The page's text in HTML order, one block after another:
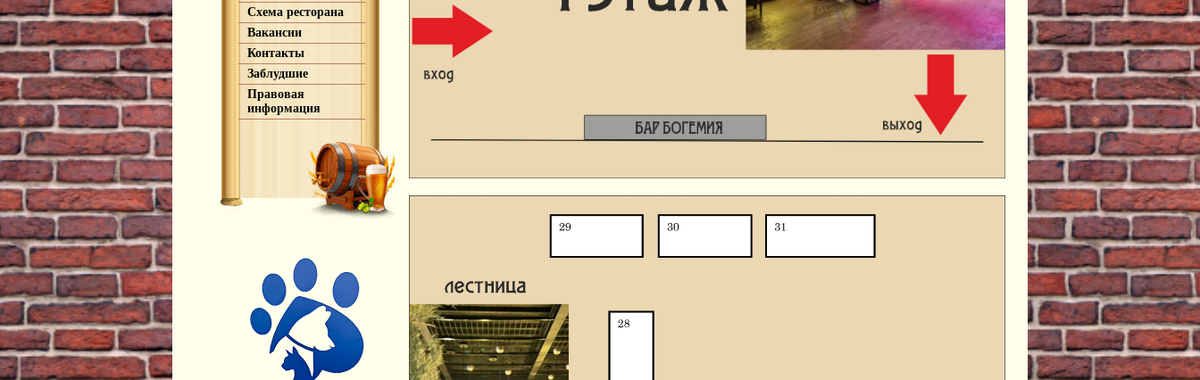
Схема ресторана
Вакансии
Контакты
Заблудшие
Правовая
информация